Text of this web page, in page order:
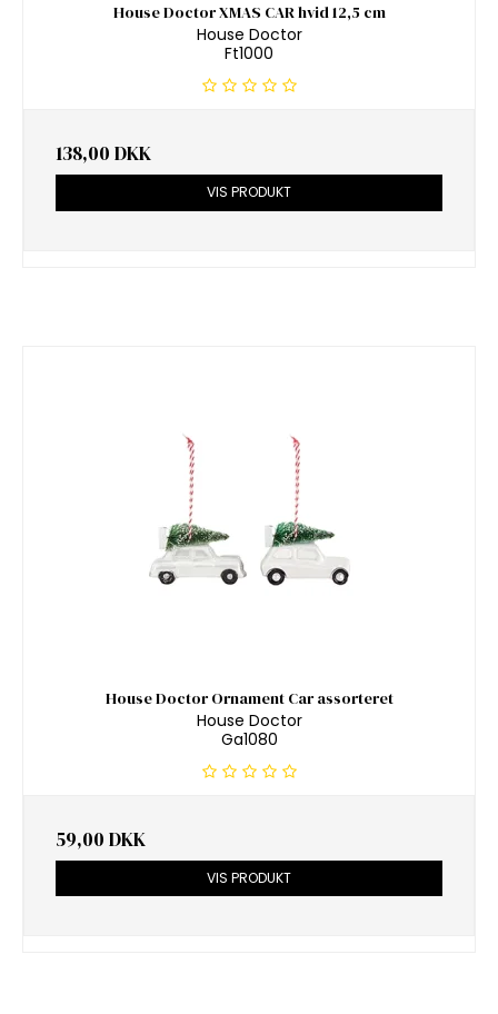
House Doctor XMAS CAR hvid 12,5 cm
House Doctor
Ft1000
138,00 DKK
VIS PRODUKT
House Doctor Ornament Car assorteret
House Doctor
Ga1080
59,00 DKK
VIS PRODUKT